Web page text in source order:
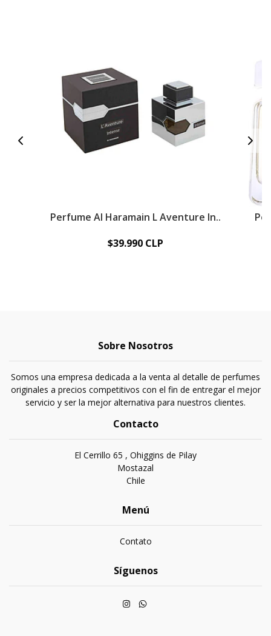
Perfume Al Haramain L Aventure In..
$39.990 CLP
Sobre Nosotros
Somos una empresa dedicada a la venta al detalle de perfumes
originales a precios competitivos con el fin de entregar el mejor
servicio y ser la mejor alternativa para nuestros clientes.
Contacto
El Cerrillo 65 , Ohiggins de Pilay
Mostazal
Chile
Menú
Contato
Síguenos